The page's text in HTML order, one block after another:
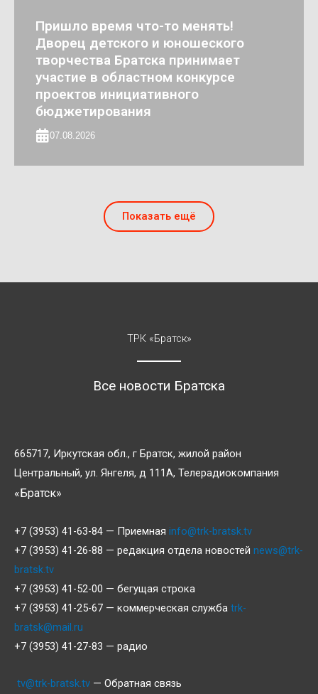
Пришло время что-то менять!
Дворец детского и юношеского
творчества Братска принимает
участие в областном конкурсе
проектов инициативного
бюджетирования
07.08.2026
Показать ещё
ТРК «Братск»
Все новости Братска
665717, Иркутская обл., г Братск, жилой район
Центральный, ул. Янгеля, д 111А, Телерадиокомпания
«Братск»
+7 (3953) 41-63-84 — Приемная info@trk-bratsk.tv
+7 (3953) 41-26-88 — редакция отдела новостей news@trk-
bratsk.tv
+7 (3953) 41-52-00 — бегущая строка
+7 (3953) 41-25-67 — коммерческая служба trk-
bratsk@mail.ru
+7 (3953) 41-27-83 — радио
tv@trk-bratsk.tv — Обратная связь